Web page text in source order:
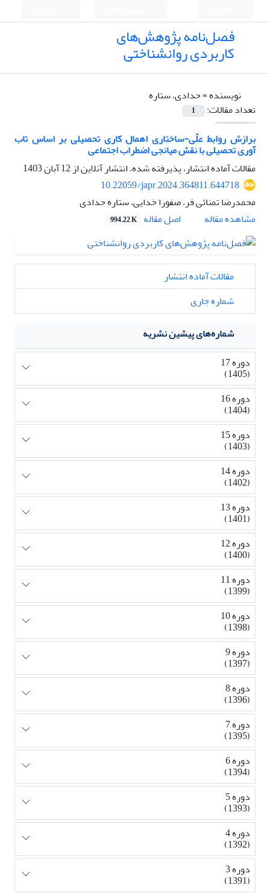
فصل‌نامه پژوهش‌های
کاربردی روانشناختی
نویسنده =حدادی، ستاره
تعداد مقالات:
1
برازش روابط علّی-ساختاری اهمال کاری تحصیلی بر اساس تاب
آوری تحصیلی با نقش میانجی اضطراب اجتماعی
مقالات آماده انتشار، پذیرفته شده، انتشار آنلاین از12 آبان 1403
10.22059/japr.2024.364811.644718
محمدرضا تمنائی فر، صفورا خدایی، ستاره حدادی
مشاهده مقاله
اصل مقاله 994.22 K
مقالات آماده انتشار
شماره جاری
شماره‌های پیشین نشریه
دوره 17
(1405)
دوره 16
(1404)
دوره 15
(1403)
دوره 14
(1402)
دوره 13
(1401)
دوره 12
(1400)
دوره 11
(1399)
دوره 10
(1398)
دوره 9
(1397)
دوره 8
(1396)
دوره 7
(1395)
دوره 6
(1394)
دوره 5
(1393)
دوره 4
(1392)
دوره 3
(1391)